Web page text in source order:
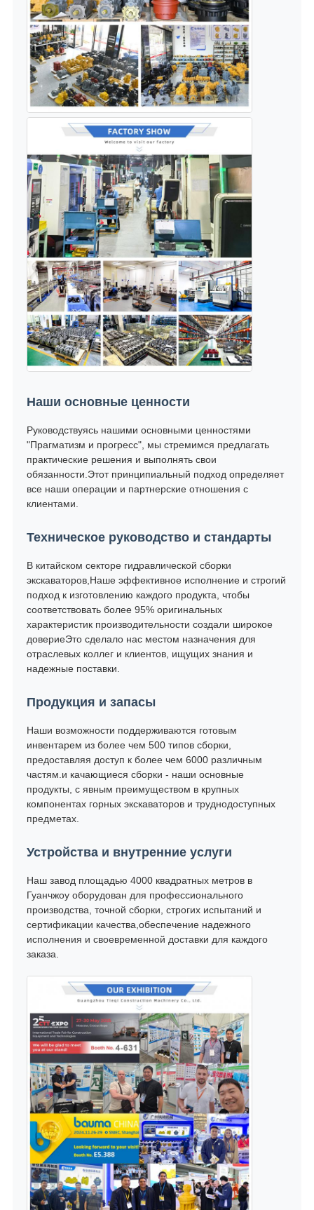
Наши основные ценности
Руководствуясь нашими основными ценностями
"Прагматизм и прогресс", мы стремимся предлагать
практические решения и выполнять свои
обязанности.Этот принципиальный подход определяет
все наши операции и партнерские отношения с
клиентами.
Техническое руководство и стандарты
В китайском секторе гидравлической сборки
экскаваторов,Наше эффективное исполнение и строгий
подход к изготовлению каждого продукта, чтобы
соответствовать более 95% оригинальных
характеристик производительности создали широкое
довериеЭто сделало нас местом назначения для
отраслевых коллег и клиентов, ищущих знания и
надежные поставки.
Продукция и запасы
Наши возможности поддерживаются готовым
инвентарем из более чем 500 типов сборки,
предоставляя доступ к более чем 6000 различным
частям.и качающиеся сборки - наши основные
продукты, с явным преимуществом в крупных
компонентах горных экскаваторов и труднодоступных
предметах.
Устройства и внутренние услуги
Наш завод площадью 4000 квадратных метров в
Гуанчжоу оборудован для профессионального
производства, точной сборки, строгих испытаний и
сертификации качества,обеспечение надежного
исполнения и своевременной доставки для каждого
заказа.